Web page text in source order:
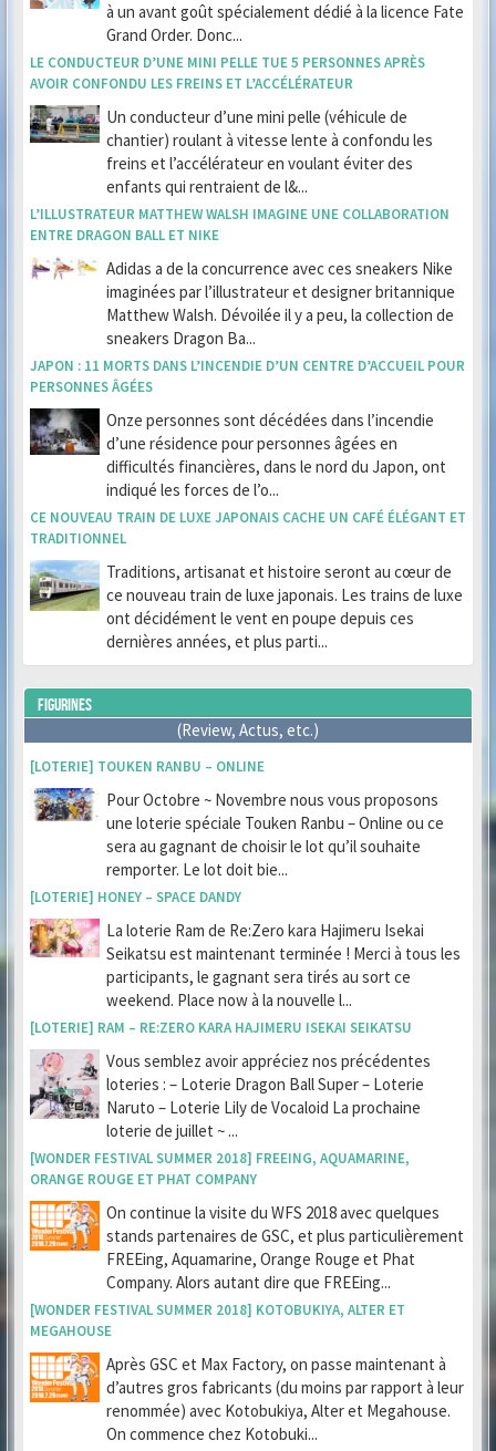
à un avant goût spécialement dédié à la licence Fate
Grand Order. Donc...
LE CONDUCTEUR D’UNE MINI PELLE TUE 5 PERSONNES APRÈS
AVOIR CONFONDU LES FREINS ET L’ACCÉLÉRATEUR
Un conducteur d’une mini pelle (véhicule de
chantier) roulant à vitesse lente à confondu les
freins et l’accélérateur en voulant éviter des
enfants qui rentraient de l&...
L’ILLUSTRATEUR MATTHEW WALSH IMAGINE UNE COLLABORATION
ENTRE DRAGON BALL ET NIKE
Adidas a de la concurrence avec ces sneakers Nike
imaginées par l’illustrateur et designer britannique
Matthew Walsh. Dévoilée il y a peu, la collection de
sneakers Dragon Ba...
JAPON : 11 MORTS DANS L’INCENDIE D’UN CENTRE D’ACCUEIL POUR
PERSONNES ÂGÉES
Onze personnes sont décédées dans l’incendie
d’une résidence pour personnes âgées en
difficultés financières, dans le nord du Japon, ont
indiqué les forces de l’o...
CE NOUVEAU TRAIN DE LUXE JAPONAIS CACHE UN CAFÉ ÉLÉGANT ET
TRADITIONNEL
Traditions, artisanat et histoire seront au cœur de
ce nouveau train de luxe japonais. Les trains de luxe
ont décidément le vent en poupe depuis ces
dernières années, et plus parti...
FIGURINES
(Review, Actus, etc.)
[LOTERIE] TOUKEN RANBU – ONLINE
Pour Octobre ~ Novembre nous vous proposons
une loterie spéciale Touken Ranbu – Online ou ce
sera au gagnant de choisir le lot qu’il souhaite
remporter. Le lot doit bie...
[LOTERIE] HONEY – SPACE DANDY
La loterie Ram de Re:Zero kara Hajimeru Isekai
Seikatsu est maintenant terminée ! Merci à tous les
participants, le gagnant sera tirés au sort ce
weekend. Place now à la nouvelle l...
[LOTERIE] RAM – RE:ZERO KARA HAJIMERU ISEKAI SEIKATSU
Vous semblez avoir appréciez nos précédentes
loteries : – Loterie Dragon Ball Super – Loterie
Naruto – Loterie Lily de Vocaloid La prochaine
loterie de juillet ~ ...
[WONDER FESTIVAL SUMMER 2018] FREEING, AQUAMARINE,
ORANGE ROUGE ET PHAT COMPANY
On continue la visite du WFS 2018 avec quelques
stands partenaires de GSC, et plus particulièrement
FREEing, Aquamarine, Orange Rouge et Phat
Company. Alors autant dire que FREEing...
[WONDER FESTIVAL SUMMER 2018] KOTOBUKIYA, ALTER ET
MEGAHOUSE
Après GSC et Max Factory, on passe maintenant à
d’autres gros fabricants (du moins par rapport à leur
renommée) avec Kotobukiya, Alter et Megahouse.
On commence chez Kotobuki...